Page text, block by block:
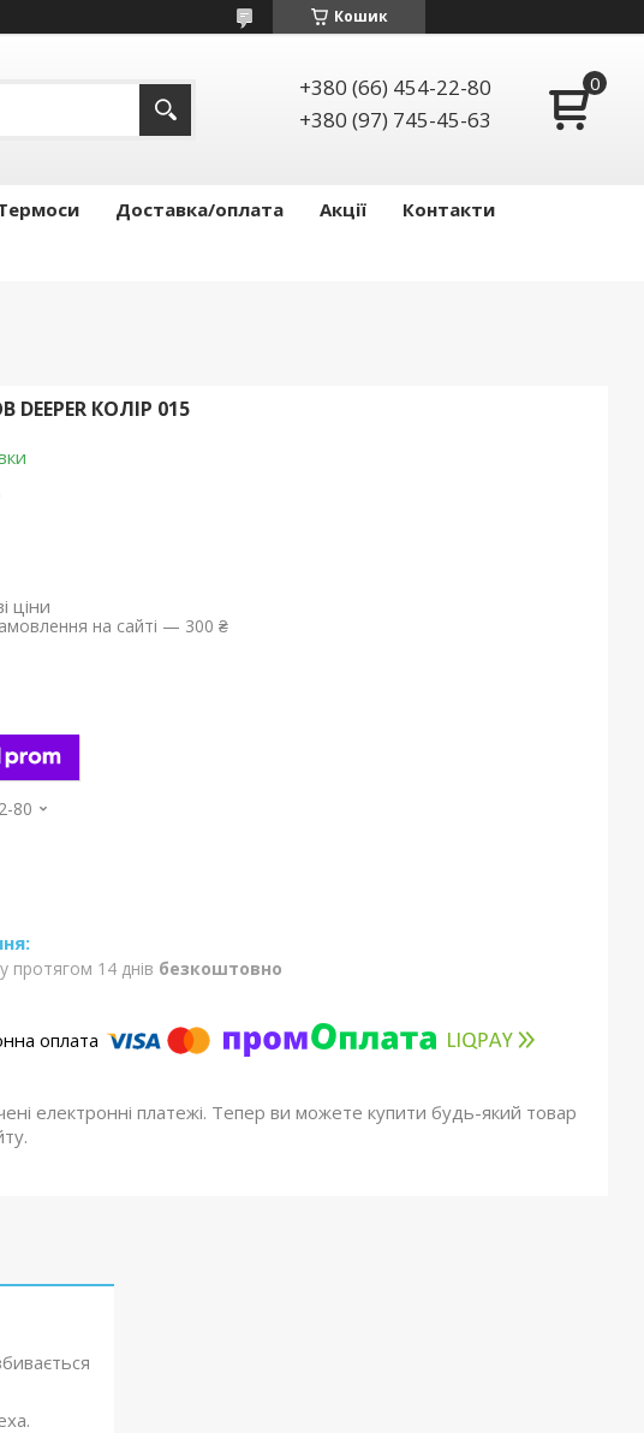
Кошик
+380 (66) 454-22-80
+380 (97) 745-45-63
Доставка/оплата Акції
Контакти
DEEPER КОЛІР 015
ціни
на сайті — 300 ₴
80
протягом 14 днів безкоштовно
електронні платежі. Тепер ви можете купити будь-який товар